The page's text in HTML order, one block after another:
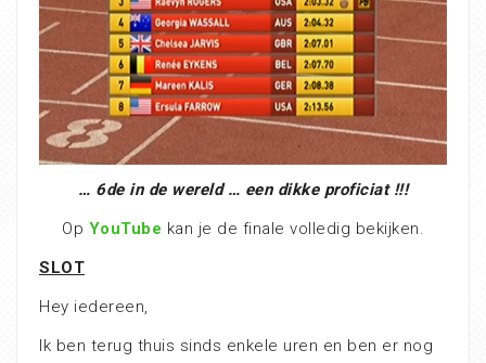
… 6de in de wereld … een dikke proficiat !!!
Op YouTube kan je de finale volledig bekijken.
SLOT
Hey iedereen,
Ik ben terug thuis sinds enkele uren en ben er nog